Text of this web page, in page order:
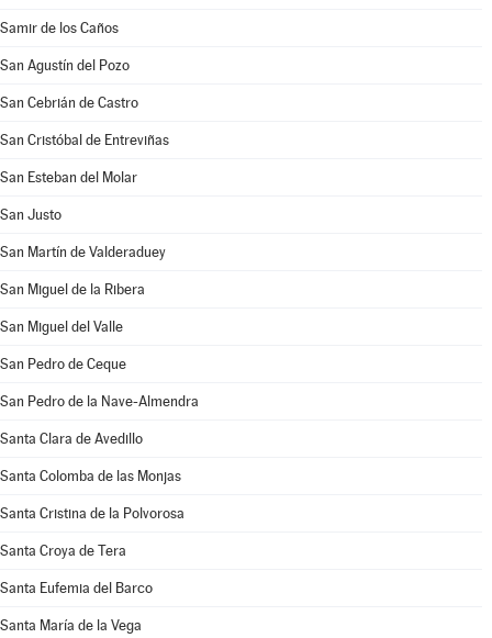
Samir de los Caños
San Agustín del Pozo
San Cebrián de Castro
San Cristóbal de Entreviñas
San Esteban del Molar
San Justo
San Martín de Valderaduey
San Miguel de la Ribera
San Miguel del Valle
San Pedro de Ceque
San Pedro de la Nave-Almendra
Santa Clara de Avedillo
Santa Colomba de las Monjas
Santa Cristina de la Polvorosa
Santa Croya de Tera
Santa Eufemia del Barco
Santa María de la Vega